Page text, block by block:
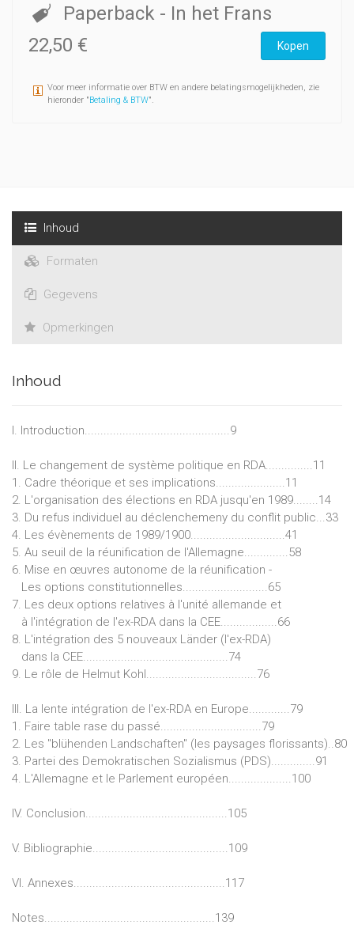
leur façon de penser…, voilà le centre des sujets abordés
dans cet ouvrage.
La première partie du livre se consacre à l’étude du
processus de démocratisation de la R.D.A. jusqu’à la mise sur
La seconde partie nous propose de comprendre le contexte
Paperback - In het Frans
22,50 €
Kopen
Voor meer informatie over BTW en andere belatingsmogelijkheden, zie
hieronder "Betaling & BTW".
Inhoud
Formaten
Gegevens
Opmerkingen
Inhoud
I. Introduction..............................................9
II. Le changement de système politique en RDA...............11
1. Cadre théorique et ses implications......................11
2. L'organisation des élections en RDA jusqu'en 1989........14
3. Du refus individuel au déclenchemeny du conflit public...33
4. Les évènements de 1989/1900..............................41
5. Au seuil de la réunification de l'Allemagne..............58
6. Mise en œuvres autonome de la réunification -
Les options constitutionnelles...........................65
7. Les deux options relatives à l'unité allemande et
à l'intégration de l'ex-RDA dans la CEE..................66
8. L'intégration des 5 nouveaux Länder (l'ex-RDA)
dans la CEE..............................................74
9. Le rôle de Helmut Kohl...................................76
III. La lente intégration de l'ex-RDA en Europe.............79
1. Faire table rase du passé................................79
2. Les "blühenden Landschaften" (les paysages florissants)..80
3. Partei des Demokratischen Sozialismus (PDS)..............91
4. L'Allemagne et le Parlement européen....................100
IV. Conclusion.............................................105
V. Bibliographie...........................................109
VI. Annexes................................................117
Notes......................................................139